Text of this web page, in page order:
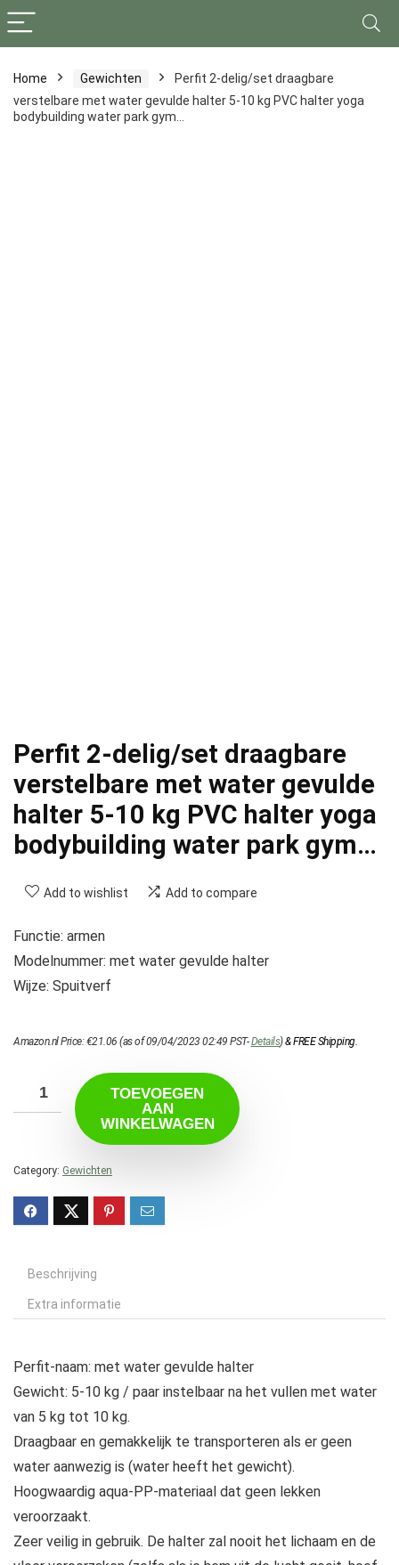
Home Gewichten
Perfit 2-delig/set draagbare
verstelbare met water gevulde halter 5-10 kg PVC halter yoga
bodybuilding water park gym…
Perfit 2-delig/set draagbare
verstelbare met water gevulde
halter 5-10 kg PVC halter yoga
bodybuilding water park gym…
Add to wishlist Add to compare
Functie: armen
Modelnummer: met water gevulde halter
Wijze: Spuitverf
Amazon.nl Price:€21.06 (as of 09/04/2023 02:49 PST-Details)&FREE Shipping.
TOEVOEGEN
AAN
WINKELWAGEN
Category: Gewichten
Beschrijving
Extra informatie
Perfit-naam: met water gevulde halter
Gewicht: 5-10 kg / paar instelbaar na het vullen met water
van 5 kg tot 10 kg.
Draagbaar en gemakkelijk te transporteren als er geen
water aanwezig is (water heeft het gewicht).
Hoogwaardig aqua-PP-materiaal dat geen lekken
veroorzaakt.
Zeer veilig in gebruik. De halter zal nooit het lichaam en de